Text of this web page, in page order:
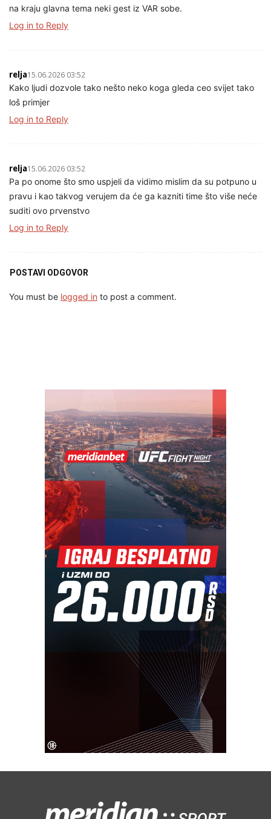
na kraju glavna tema neki gest iz VAR sobe.
Log in to Reply
relja15.06.2026 03:52
Kako ljudi dozvole tako nešto neko koga gleda ceo svijet tako
loš primjer
Log in to Reply
relja15.06.2026 03:52
Pa po onome što smo uspjeli da vidimo mislim da su potpuno u
pravu i kao takvog verujem da će ga kazniti time što više neće
suditi ovo prvenstvo
Log in to Reply
POSTAVI ODGOVOR
You must be logged in to post a comment.